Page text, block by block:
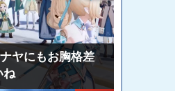
ヤにもお胸格差
ね